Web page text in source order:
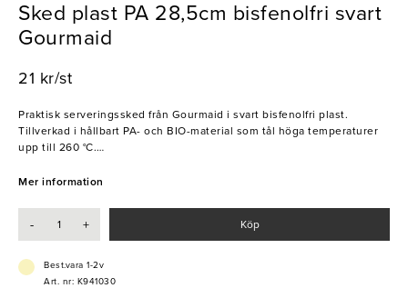
Sked plast PA 28,5cm bisfenolfri svart
Gourmaid
21 kr/st
Praktisk serveringssked från Gourmaid i svart bisfenolfri plast.
Tillverkad i hållbart PA- och BIO-material som tål höga temperaturer
upp till 260 °C.
- Bisfenolfri plast
Mer information
- + Köp
Best.vara 1-2v
Art. nr: K941030